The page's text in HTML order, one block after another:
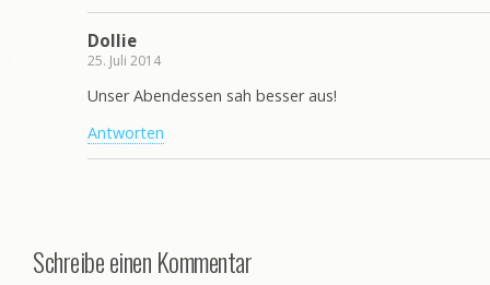
Dollie
25. Juli 2014
Unser Abendessen sah besser aus!
Antworten
Schreibe einen Kommentar